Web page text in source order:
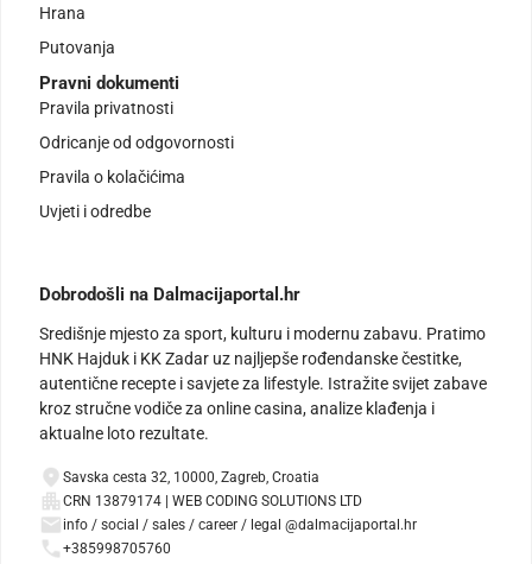
Hrana
Putovanja
Pravni dokumenti
Pravila privatnosti
Odricanje od odgovornosti
Pravila o kolačićima
Uvjeti i odredbe
Dobrodošli na Dalmacijaportal.hr
Središnje mjesto za sport, kulturu i modernu zabavu. Pratimo
HNK Hajduk i KK Zadar uz najljepše rođendanske čestitke,
autentične recepte i savjete za lifestyle. Istražite svijet zabave
kroz stručne vodiče za online casina, analize klađenja i
aktualne loto rezultate.
Savska cesta 32, 10000, Zagreb, Croatia
CRN 13879174 | WEB CODING SOLUTIONS LTD
info / social / sales / career / legal @dalmacijaportal.hr
+385998705760